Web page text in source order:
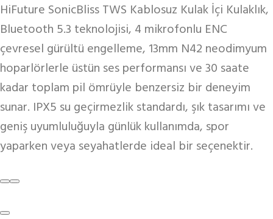
HiFuture SonicBliss TWS Kablosuz Kulak İçi Kulaklık,
Bluetooth 5.3 teknolojisi, 4 mikrofonlu ENC
çevresel gürültü engelleme, 13mm N42 neodimyum
hoparlörlerle üstün ses performansı ve 30 saate
kadar toplam pil ömrüyle benzersiz bir deneyim
sunar. IPX5 su geçirmezlik standardı, şık tasarımı ve
geniş uyumluluğuyla günlük kullanımda, spor
yaparken veya seyahatlerde ideal bir seçenektir.